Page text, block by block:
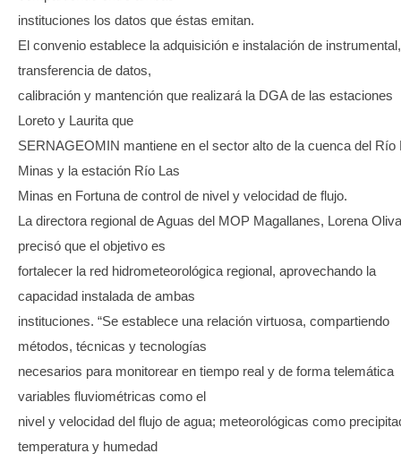
instituciones los datos que éstas emitan.
El convenio establece la adquisición e instalación de instrumental,
transferencia de datos,
calibración y mantención que realizará la DGA de las estaciones
Loreto y Laurita que
SERNAGEOMIN mantiene en el sector alto de la cuenca del Río
Minas y la estación Río Las
Minas en Fortuna de control de nivel y velocidad de flujo.
La directora regional de Aguas del MOP Magallanes, Lorena
precisó que el objetivo es
fortalecer la red hidrometeorológica regional, aprovechando la
capacidad instalada de ambas
instituciones. “Se establece una relación virtuosa, compartiendo
métodos, técnicas y tecnologías
necesarios para monitorear en tiempo real y de forma telemática
variables fluviométricas como el
nivel y velocidad del flujo de agua; meteorológicas como
temperatura y humedad